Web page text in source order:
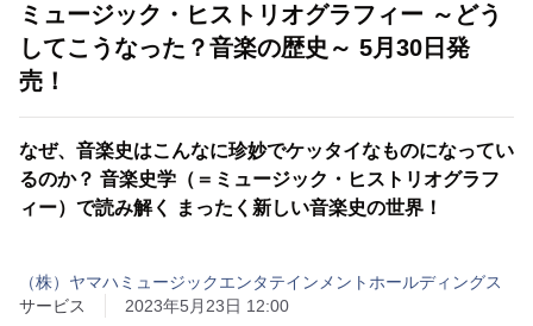
ミュージック・ヒストリオグラフィー ～どう
してこうなった？音楽の歴史～ 5月30日発
売！
なぜ、音楽史はこんなに珍妙でケッタイなものになってい
るのか？ 音楽史学（＝ミュージック・ヒストリオグラフ
ィー）で読み解く まったく新しい音楽史の世界！
（株）ヤマハミュージックエンタテインメントホールディングス
サービス
2023年5月23日 12:00